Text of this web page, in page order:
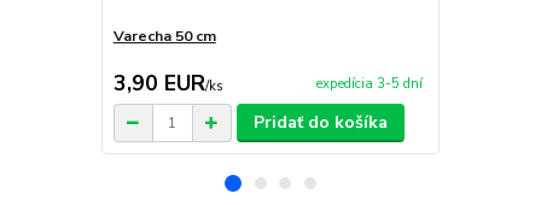
Varecha 50 cm
3,90 EUR/ks expedícia 3-5 dní
Pridať do košíka